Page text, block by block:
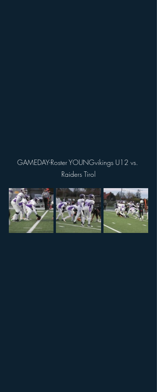
GAMEDAY-Roster YOUNGvikings U12 vs.
Raiders Tirol